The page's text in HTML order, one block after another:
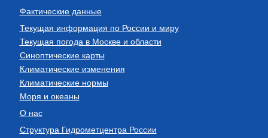
Фактические данные
Текущая информация по России и миру
Текущая погода в Москве и области
Синоптические карты
Климатические изменения
Климатические нормы
Моря и океаны
О нас
Структура Гидрометцентра России